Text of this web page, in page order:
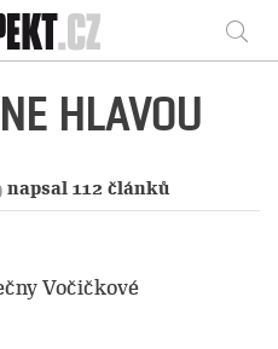
HLAVOU
napsal 112 článků
Vočičkové